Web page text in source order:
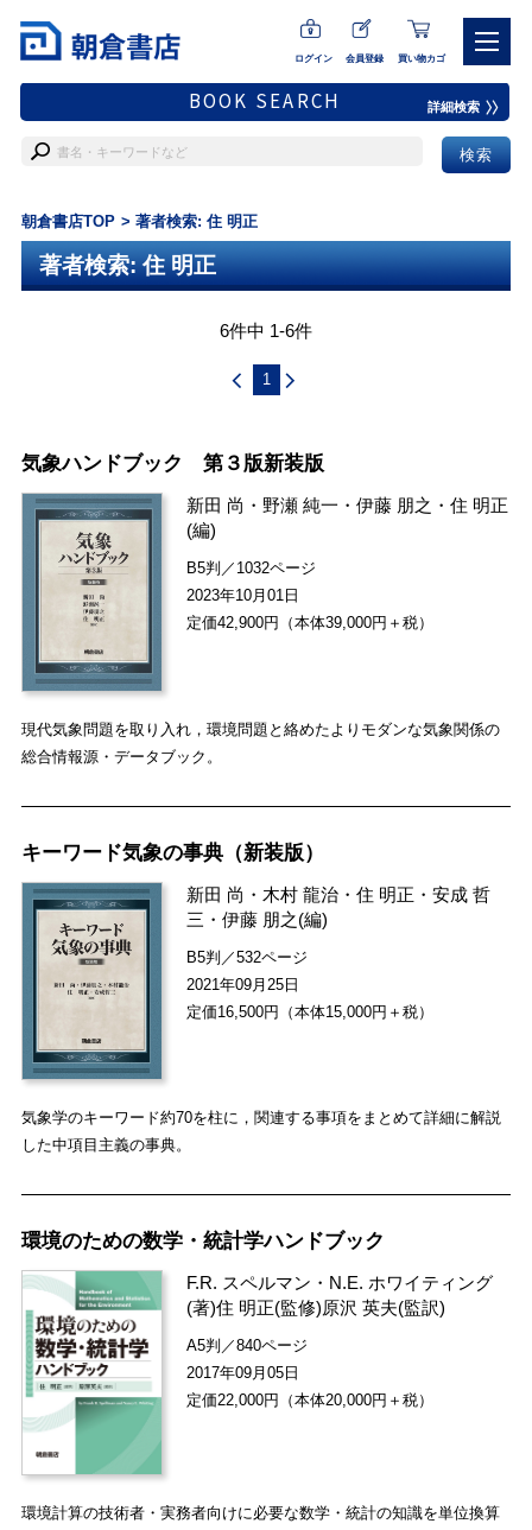
ログイン 会員登録 買い物カゴ
BOOK SEARCH 詳細検索
朝倉書店TOP 著者検索: 住 明正
著者検索: 住 明正
6件中 1-6件
1
気象ハンドブック 第３版新装版
新田 尚 ・ 野瀬 純一 ・伊藤 朋之 ・住 明正
(編)
B5判／1032ページ
2023年10月01日
定価42,900円（本体39,000円＋税）
現代気象問題を取り入れ，環境問題と絡めたよりモダンな気象関係の
総合情報源・データブック。
キーワード気象の事典（新装版）
新田 尚 ・ 木村 龍治 ・住 明正 ・安成 哲
三 ・伊藤 朋之(編)
B5判／532ページ
2021年09月25日
定価16,500円（本体15,000円＋税）
気象学のキーワード約70を柱に，関連する事項をまとめて詳細に解説
した中項目主義の事典。
環境のための数学・統計学ハンドブック
F.R. スペルマン ・ N.E. ホワイティング
(著)住 明正(監修)原沢 英夫(監訳)
A5判／840ページ
2017年09月05日
定価22,000円（本体20,000円＋税）
環境計算の技術者・実務者向けに必要な数学・統計の知識を単位換算